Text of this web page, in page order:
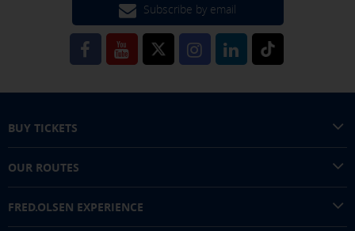
Subscribe by email
BUY TICKETS
OUR ROUTES
FRED.OLSEN EXPERIENCE